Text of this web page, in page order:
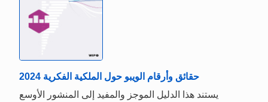
حقائق وأرقام الويبو حول الملكية الفكرية 2024
يستند هذا الدليل الموجز والمفيد إلى المنشور الأوسع